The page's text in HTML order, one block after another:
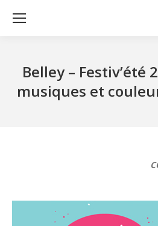
Belley – Festiv’été
musiques et